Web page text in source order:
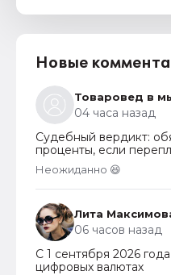
Новые
Товаровед в
04 часа назад
Судебный вердикт:
проценты, если
вине
Неожиданно 😆
Лита
06 часов назад
С 1 сентября 2026
цифровых валютах